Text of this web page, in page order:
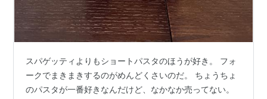
スパゲッティよりもショートパスタのほうが好き。 フォ
ークでまきまきするのがめんどくさいのだ。 ちょうちょ
のパスタが一番好きなんだけど、なかなか売ってない。